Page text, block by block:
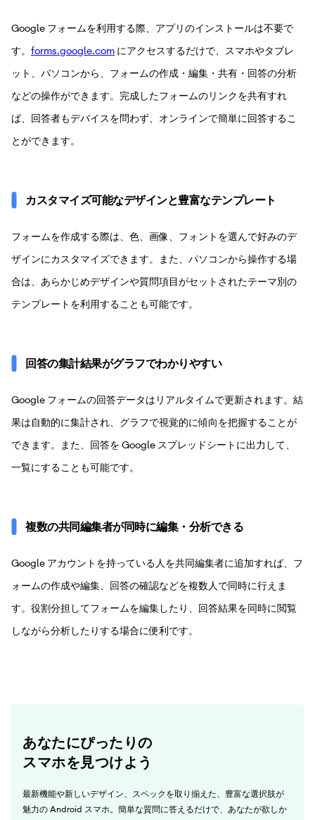
Google フォームを利用する際、アプリのインストールは不要で
す。 forms.google.com にアクセスするだけで、スマホやタブレ
ット、パソコンから、フォームの作成・編集・共有・回答の分析
などの操作ができます。完成したフォームのリンクを共有すれ
ば、回答者もデバイスを問わず、オンラインで簡単に回答するこ
とができます。
カスタマイズ可能なデザインと豊富なテンプレート
フォームを作成する際は、色、画像、フォントを選んで好みのデ
ザインにカスタマイズできます。また、パソコンから操作する場
合は、あらかじめデザインや質問項目がセットされたテーマ別の
テンプレートを利用することも可能です。
回答の集計結果がグラフでわかりやすい
Google フォームの回答データはリアルタイムで更新されます。結
果は自動的に集計され、グラフで視覚的に傾向を把握することが
できます。また、回答を Google スプレッドシートに出力して、
一覧にすることも可能です。
複数の共同編集者が同時に編集・分析できる
Google アカウントを持っている人を共同編集者に追加すれば、フ
ォームの作成や編集、回答の確認などを複数人で同時に行えま
す。役割分担してフォームを編集したり、回答結果を同時に閲覧
しながら分析したりする場合に便利です。
あなたにぴったりの
スマホを見つけよう
最新機能や新しいデザイン、スペックを取り揃えた、豊富な選択肢が
魅力の Android スマホ。簡単な質問に答えるだけで、あなたが欲しか